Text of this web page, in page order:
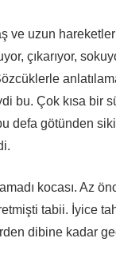
ve uzun
çıkarıyor,
bu. Çok kısa bir
defa götünden
kocası. Az
tabii. İyice
dibine kadar